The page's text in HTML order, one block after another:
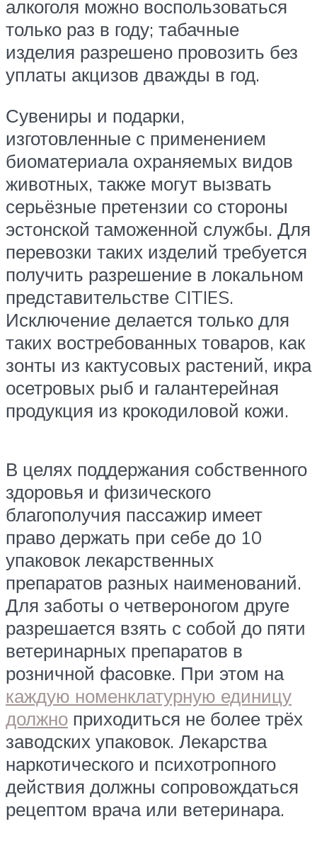
алкоголя можно воспользоваться
только раз в году; табачные
изделия разрешено провозить без
уплаты акцизов дважды в год.
Сувениры и подарки,
изготовленные с применением
биоматериала охраняемых видов
животных, также могут вызвать
серьёзные претензии со стороны
эстонской таможенной службы. Для
перевозки таких изделий требуется
получить разрешение в локальном
представительстве CITIES.
Исключение делается только для
таких востребованных товаров, как
зонты из кактусовых растений, икра
осетровых рыб и галантерейная
продукция из крокодиловой кожи.
В целях поддержания собственного
здоровья и физического
благополучия пассажир имеет
право держать при себе до 10
упаковок лекарственных
препаратов разных наименований.
Для заботы о четвероногом друге
разрешается взять с собой до пяти
ветеринарных препаратов в
розничной фасовке. При этом на
каждую номенклатурную единицу
должно приходиться не более трёх
заводских упаковок. Лекарства
наркотического и психотропного
действия должны сопровождаться
рецептом врача или ветеринара.